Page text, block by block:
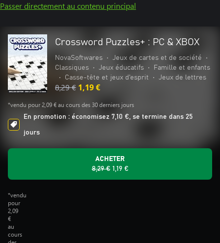
Passer directement au contenu principal
Crossword Puzzles+ : PC & XBOX
NovaSoftwares • Jeux de cartes et de société
•
Classiques
• Jeux éducatifs •
Famille et enfants
•
Casse-tête et jeux d'esprit • Jeux de lettres
8,29 € 1,19 €
*vendu pour 2,09 € au cours des 30 derniers jours
En promotion : économisez 7,10 €, se termine dans 25
jours
ACHETER
8,29 € 1,19 €
*vendu
pour
2,09
€
au
cours